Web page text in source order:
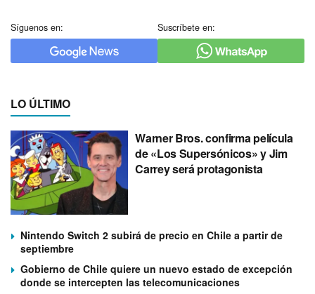
Síguenos en: Suscríbete en:
LO ÚLTIMO
Warner Bros. confirma película
de «Los Supersónicos» y Jim
Carrey será protagonista
Nintendo Switch 2 subirá de precio en Chile a partir de
septiembre
Gobierno de Chile quiere un nuevo estado de excepción
donde se intercepten las telecomunicaciones